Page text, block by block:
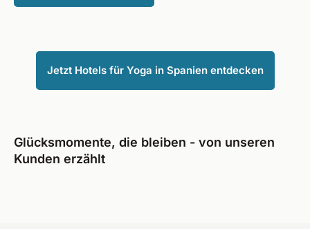
Jetzt Hotels für Yoga in Spanien entdecken
Glücksmomente, die bleiben - von unseren
Kunden erzählt